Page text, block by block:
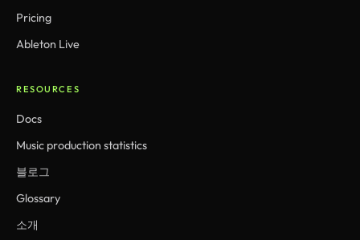
Pricing
Ableton Live
RESOURCES
Docs
Music production statistics
블로그
Glossary
소개